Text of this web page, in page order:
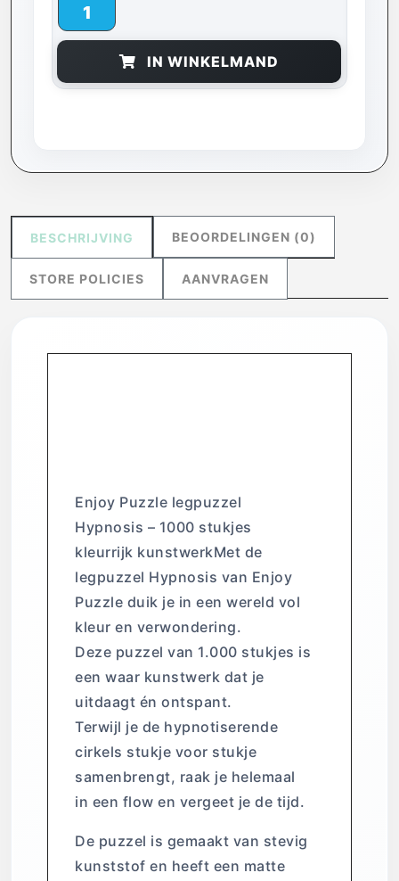
IN WINKELMAND
BESCHRIJVING BEOORDELINGEN (0)
STORE POLICIES AANVRAGEN
Enjoy Puzzle legpuzzel
Hypnosis – 1000 stukjes
kleurrijk kunstwerkMet de
legpuzzel Hypnosis van Enjoy
Puzzle duik je in een wereld vol
kleur en verwondering.
Deze puzzel van 1.000 stukjes is
een waar kunstwerk dat je
uitdaagt én ontspant.
Terwijl je de hypnotiserende
cirkels stukje voor stukje
samenbrengt, raak je helemaal
in een flow en vergeet je de tijd.
De puzzel is gemaakt van stevig
kunststof en heeft een matte